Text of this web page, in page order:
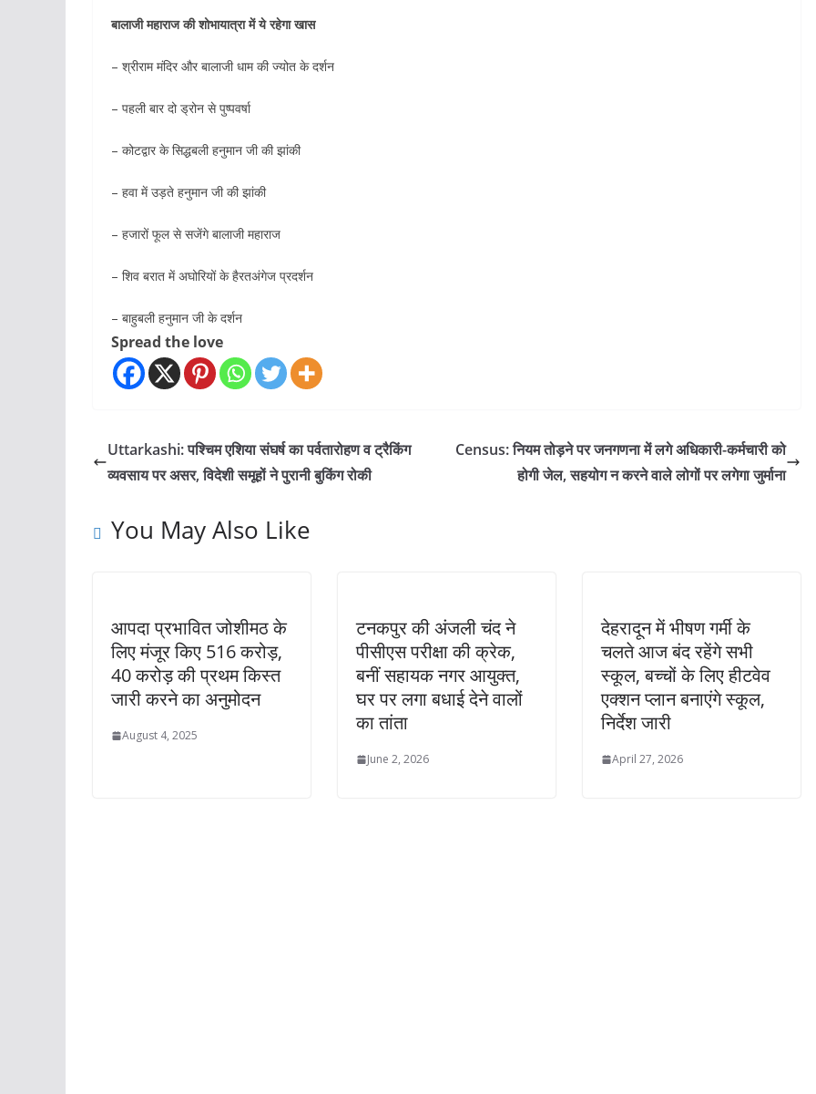
बालाजी महाराज की शोभायात्रा में ये रहेगा खास
– श्रीराम मंदिर और बालाजी धाम की ज्योत के दर्शन
– पहली बार दो ड्रोन से पुष्पवर्षा
– कोटद्वार के सिद्धबली हनुमान जी की झांकी
– हवा में उड़ते हनुमान जी की झांकी
– हजारों फूल से सजेंगे बालाजी महाराज
– शिव बरात में अघोरियों के हैरतअंगेज प्रदर्शन
– बाहुबली हनुमान जी के दर्शन
Spread the love
Uttarkashi: पश्चिम एशिया संघर्ष का पर्वतारोहण व ट्रैकिंग
व्यवसाय पर असर, विदेशी समूहों ने पुरानी बुकिंग रोकी
Census: नियम तोड़ने पर जनगणना में लगे अधिकारी-कर्मचारी को
होगी जेल, सहयोग न करने वाले लोगों पर लगेगा जुर्माना
You May Also Like
आपदा प्रभावित जोशीमठ के
लिए मंजूर किए 516 करोड़,
40 करोड़ की प्रथम किस्त
जारी करने का अनुमोदन
August 4, 2025
टनकपुर की अंजली चंद ने
पीसीएस परीक्षा की क्रेक,
बनीं सहायक नगर आयुक्त,
घर पर लगा बधाई देने वालों
का तांता
June 2, 2026
देहरादून में भीषण गर्मी के
चलते आज बंद रहेंगे सभी
स्कूल, बच्चों के लिए हीटवेव
एक्शन प्लान बनाएंगे स्कूल,
निर्देश जारी
April 27, 2026